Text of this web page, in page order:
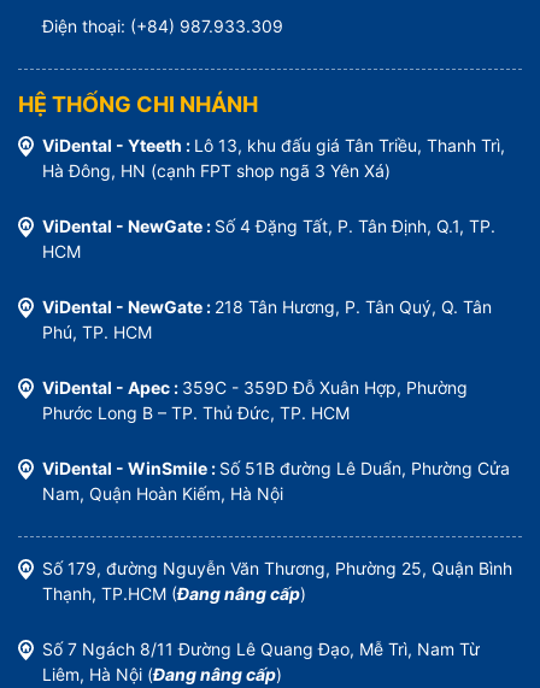
Điện thoại: (+84) 987.933.309
HỆ THỐNG CHI NHÁNH
ViDental - Yteeth : Lô 13, khu đấu giá Tân Triều, Thanh Trì,
Hà Đông, HN (cạnh FPT shop ngã 3 Yên Xá)
ViDental - NewGate : Số 4 Đặng Tất, P. Tân Định, Q.1, TP.
HCM
ViDental - NewGate : 218 Tân Hương, P. Tân Quý, Q. Tân
Phú, TP. HCM
ViDental - Apec : 359C - 359D Đỗ Xuân Hợp, Phường
Phước Long B – TP. Thủ Đức, TP. HCM
ViDental - WinSmile : Số 51B đường Lê Duẩn, Phường Cửa
Nam, Quận Hoàn Kiếm, Hà Nội
Số 179, đường Nguyễn Văn Thương, Phường 25, Quận Bình
Thạnh, TP.HCM (Đang nâng cấp)
Số 7 Ngách 8/11 Đường Lê Quang Đạo, Mễ Trì, Nam Từ
Liêm, Hà Nội (Đang nâng cấp)